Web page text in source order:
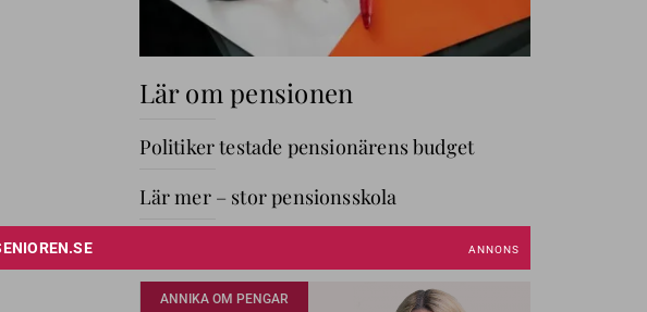
Lär om pensionen
Politiker testade pensionärens budget
Lär mer – stor pensionsskola
ANNIKA OM PENGAR